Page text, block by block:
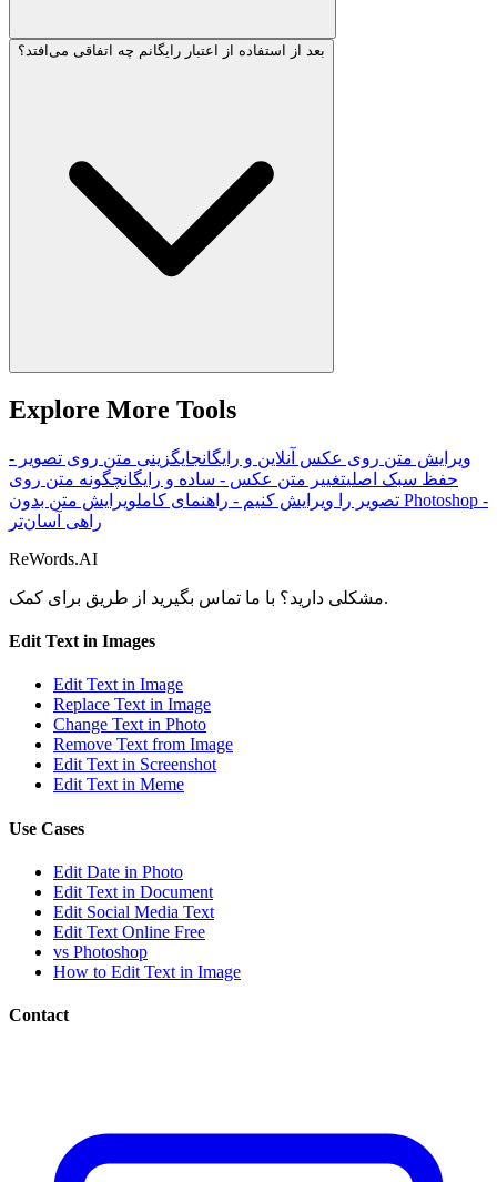
بعد از استفاده از اعتبار رایگانم چه اتفاقی می‌افتد؟
Explore More Tools
ویرایش متن روی عکس آنلاین و رایگانجایگزینی متن روی تصویر -
حفظ سبک اصلیتغییر متن عکس - ساده و رایگانچگونه متن روی
تصویر را ویرایش کنیم - راهنمای کاملویرایش متن بدون Photoshop -
راهی آسان‌تر
ReWords.AI
مشکلی دارید؟ با ما تماس بگیرید از طریقبرای کمک.
Edit Text in Images
Edit Text in Image
Replace Text in Image
Change Text in Photo
Remove Text from Image
Edit Text in Screenshot
Edit Text in Meme
Use Cases
Edit Date in Photo
Edit Text in Document
Edit Social Media Text
Edit Text Online Free
vs Photoshop
How to Edit Text in Image
Contact